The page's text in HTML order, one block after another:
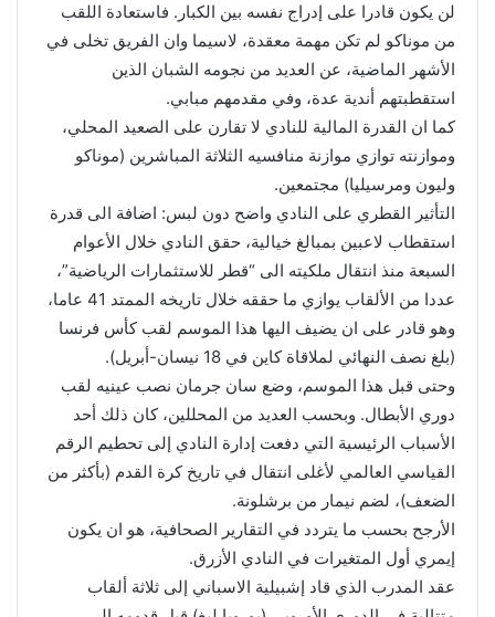
لن يكون قادرا على إدراج نفسه بين الكبار. فاستعادة اللقب
من موناكو لم تكن مهمة معقدة، لاسيما وان الفريق تخلى في
الأشهر الماضية، عن العديد من نجومه الشبان الذين
استقطبتهم أندية عدة، وفي مقدمهم مبابي.
كما ان القدرة المالية للنادي لا تقارن على الصعيد المحلي،
وموازنته توازي موازنة منافسيه الثلاثة المباشرين (موناكو
وليون ومرسيليا) مجتمعين.
التأثير القطري على النادي واضح دون لبس: اضافة الى قدرة
استقطاب لاعبين بمبالغ خيالية، حقق النادي خلال الأعوام
السبعة منذ انتقال ملكيته الى “قطر للاستثمارات الرياضية”،
عددا من الألقاب يوازي ما حققه خلال تاريخه الممتد 41 عاما،
وهو قادر على ان يضيف اليها هذا الموسم لقب كأس فرنسا
(بلغ نصف النهائي لملاقاة كاين في 18 نيسان-أبريل).
وحتى قبل هذا الموسم، وضع سان جرمان نصب عينيه لقب
دوري الأبطال. وبحسب العديد من المحللين، كان ذلك أحد
الأسباب الرئيسية التي دفعت إدارة النادي إلى تحطيم الرقم
القياسي العالمي لأغلى انتقال في تاريخ كرة القدم (بأكثر من
الضعف)، لضم نيمار من برشلونة.
الأرجح بحسب ما يتردد في التقارير الصحافية، هو ان يكون
إيمري أول المتغيرات في النادي الأزرق.
عقد المدرب الذي قاد إشبيلية الاسباني إلى ثلاثة ألقاب